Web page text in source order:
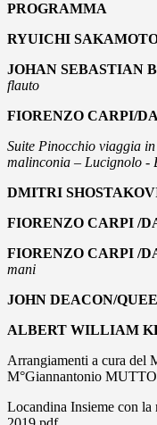
PROGRAMMA
RYUICHI
JOHAN SEBASTIAN
flauto
FIORENZO CARPI/
Suite Pinocchio viaggia
malinconia – Lucignolo -
DMITRI
FIORENZO CARPI /
FIORENZO CARPI /
mani
JOHN DEACON/
ALBERT WILLIAM
Arrangiamenti a cura del
M°Giannantonio MUTTO
Locandina Insieme con